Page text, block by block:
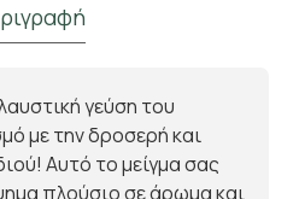
γεύση του
με την δροσερή και
Αυτό το μείγμα σας
πλούσιο σε άρωμα και